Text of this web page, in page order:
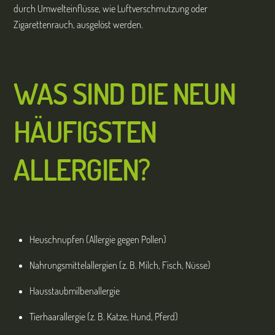
durch Umwelteinflüsse, wie Luftverschmutzung oder
Zigarettenrauch, ausgelöst werden.
WAS SIND DIE NEUN
HÄUFIGSTEN
ALLERGIEN?
Heuschnupfen (Allergie gegen Pollen)
Nahrungsmittelallergien (z. B. Milch, Fisch, Nüsse)
Hausstaubmilbenallergie
Tierhaarallergie (z. B. Katze, Hund, Pferd)